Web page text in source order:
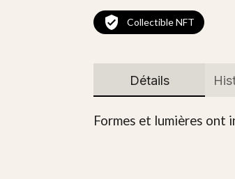
Collectible NFT
Détails
Formes et lumières ont